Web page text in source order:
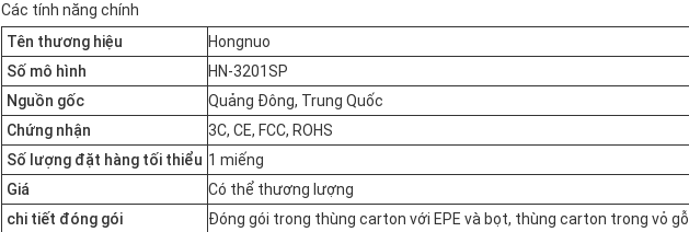
Các tính năng chính
Tên thương hiệu
Hongnuo
Số mô hình
HN-3201SP
Nguồn gốc
Quảng Đông, Trung Quốc
Chứng nhận
3C, CE, FCC, ROHS
Số lượng đặt hàng tối thiểu 1 miếng
Giá
Có thể thương lượng
chi tiết đóng gói
Đóng gói trong thùng carton với EPE và bọt, thùng carton trong vỏ gỗ.